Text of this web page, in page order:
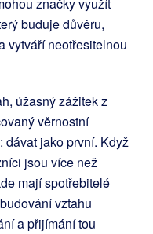
značky využít
buduje důvěru,
vytváří neotřesitelnou
úžasný zážitek z
věrnostní
dávat jako první. Když
jsou více než
mají spotřebitelé
vztahu
a přijímání tou